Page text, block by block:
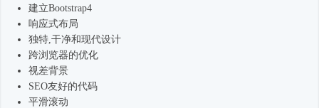
建立Bootstrap4
响应式布局
独特,干净和现代设计
跨浏览器的优化
视差背景
SEO友好的代码
平滑滚动